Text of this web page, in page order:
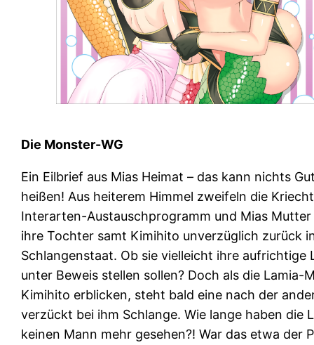
Die Monster-WG
Ein Eilbrief aus Mias Heimat – das kann nichts
heißen! Aus heiterem Himmel zweifeln die
Interarten-Austauschprogramm und Mias
ihre Tochter samt Kimihito unverzüglich zurück
Schlangenstaat. Ob sie vielleicht ihre aufrichtige
unter Beweis stellen sollen? Doch als die Lamia-
Kimihito erblicken, steht bald eine nach der
verzückt bei ihm Schlange. Wie lange haben die
keinen Mann mehr gesehen?! War das etwa der